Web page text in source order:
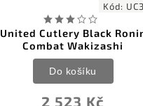
Kód:
United Cutlery Black
Combat Wakizashi
2 523 Kč
Do košíku